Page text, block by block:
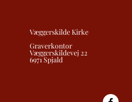
Væggerskilde Kirke
Graverkontor
Væggerskildevej 22
6971 Spjald